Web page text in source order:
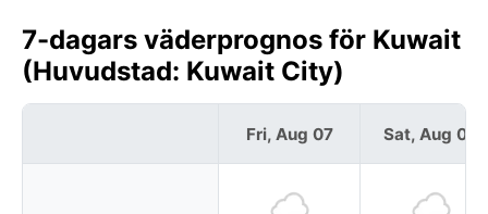
7-dagars väderprognos för Kuwait
(Huvudstad: Kuwait City)
Fri, Aug 07 Sat, Aug 08